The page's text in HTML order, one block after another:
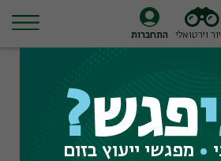
וירטואלי התחברות
education thesis
לחינוך – תארים
פגש?
מפגשי ייעוץ בזום